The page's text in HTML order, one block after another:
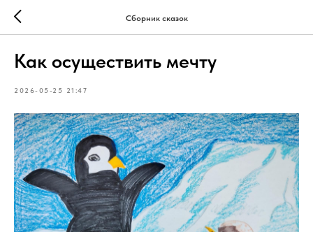
Сборник сказок
Как осуществить мечту
2026-05-25 21:47